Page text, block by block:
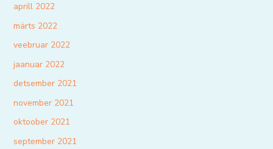
aprill 2022
märts 2022
veebruar 2022
jaanuar 2022
detsember 2021
november 2021
oktoober 2021
september 2021